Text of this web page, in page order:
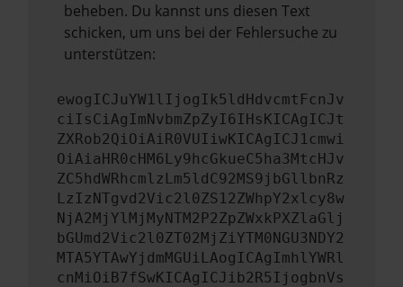
beheben. Du kannst uns diesen Text
schicken, um uns bei der Fehlersuche zu
unterstützen:
ewogICJuYW1lIjogIk5ldHdvcmtFcnJv
ciIsCiAgImNvbmZpZyI6IHsKICAgICJt
ZXRob2QiOiAiR0VUIiwKICAgICJ1cmwi
OiAiaHR0cHM6Ly9hcGkueC5ha3MtcHJv
ZC5hdWRhcmlzLm5ldC92MS9jbGllbnRz
LzIzNTgvd2Vic2l0ZS12ZWhpY2xlcy8w
NjA2MjYlMjMyNTM2P2ZpZWxkPXZlaGlj
bGUmd2Vic2l0ZT02MjZiYTM0NGU3NDY2
MTA5YTAwYjdmMGUiLAogICAgImhlYWRl
cnMiOiB7fSwKICAgICJib2R5IjogbnVs